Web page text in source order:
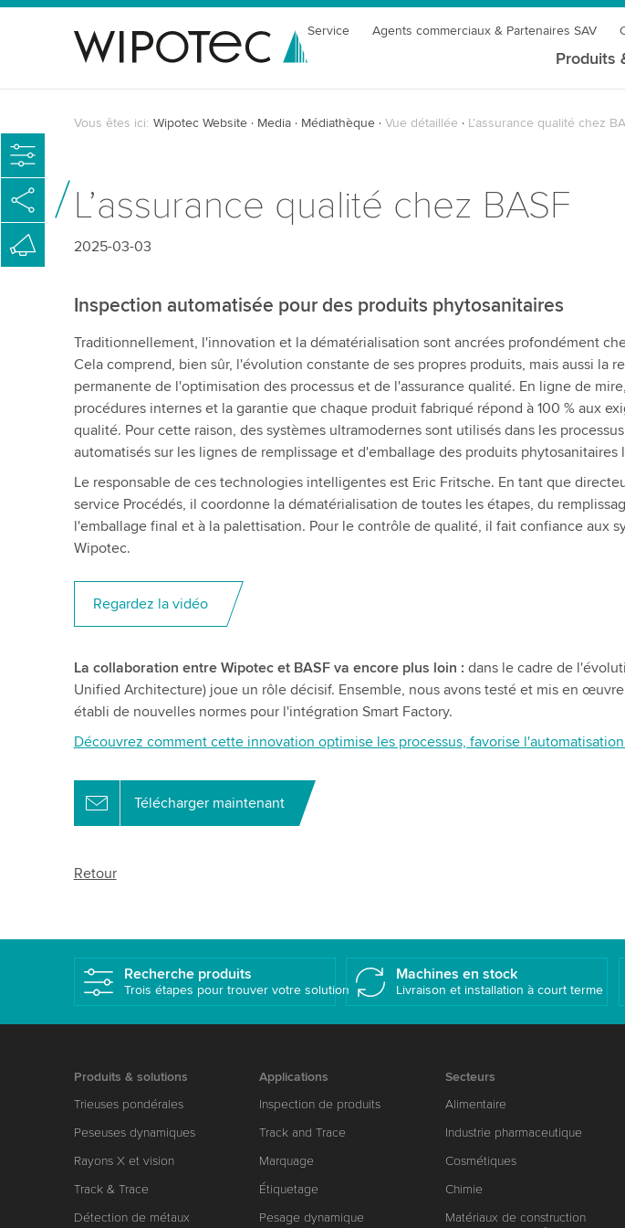
Service Agents commerciaux & Partenaires SAV
Produits
Vous êtes ici: Wipotec Website Media Médiathèque Vue détaillée L’assurance qualité chez
L’assurance qualité chez BASF
2025-03-03
Inspection automatisée pour des produits phytosanitaires
Traditionnellement, l'innovation et la dématérialisation sont ancrées profondément
Cela comprend, bien sûr, l'évolution constante de ses propres produits, mais aussi la
permanente de l'optimisation des processus et de l'assurance qualité. En ligne de
procédures internes et la garantie que chaque produit fabriqué répond à 100 % aux
qualité. Pour cette raison, des systèmes ultramodernes sont utilisés dans les processus
automatisés sur les lignes de remplissage et d'emballage des produits phytosanitaires
Le responsable de ces technologies intelligentes est Eric Fritsche. En tant que
service Procédés, il coordonne la dématérialisation de toutes les étapes, du
l'emballage final et à la palettisation. Pour le contrôle de qualité, il fait confiance aux
Wipotec.
Regardez la vidéo
La collaboration entre Wipotec et BASF va encore plus loin : dans le cadre de
Unified Architecture) joue un rôle décisif. Ensemble, nous avons testé et mis en
établi de nouvelles normes pour l'intégration Smart Factory.
Découvrez comment cette innovation optimise les processus, favorise
Télécharger maintenant
Retour
Recherche produits
Trois étapes pour trouver votre solution
Machines en stock
Livraison et installation à court terme
Produits & solutions
Trieuses pondérales
Peseuses dynamiques
Rayons X et vision
Track & Trace
Détection de métaux
Applications
Inspection de produits
Track and Trace
Marquage
Étiquetage
Pesage dynamique
Secteurs
Alimentaire
Industrie pharmaceutique
Cosmétiques
Chimie
Matériaux de construction